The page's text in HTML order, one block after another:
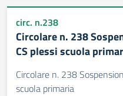
circ. n.238
Circolare n. 238
CS plessi scuola
Circolare n. 238
scuola primaria